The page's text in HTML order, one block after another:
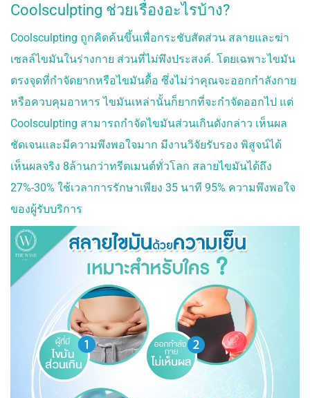
Coolsculpting ช่วยเรื่องอะไรบ้าง?
Coolsculpting ถูกคิดค้นขึ้นเพื่อกระชับสัดส่วน สลายและฆ่า
เซลล์ไขมันในร่างกาย ส่วนที่ไม่พึงประสงค์. โดยเฉพาะไขมัน
ตรงจุดที่กำจัดยากหรือไขมันดื้อ ซึ่งไม่ว่าคุณจะออกกำลังกาย
หรือควบคุมอาหาร ไขมันเหล่านั้นก็ยากที่จะกำจัดออกไป แต่
Coolsculpting สามารถกำจัดไขมันส่วนเกินดังกล่าว เห็นผล
ชัดเจนและมีความพึงพอใจมาก มีงานวิจัยรับรอง พิสูจน์ได้
เห็นผลจริง 8ล้านกว่าทรีตเมนต์ทั่วโลก สลายไขมันได้ถึง
27%-30% ใช้เวลาการรักษาเพียง 35 นาที 95% ความพึงพอใจ
ของผู้รับบริการ